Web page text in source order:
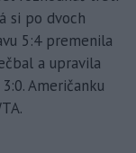
si po dvoch
5:4 premenila
a upravila
Američanku